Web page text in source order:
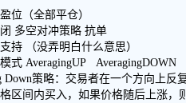
位（全部平仓）
多空对冲策略 抗单
持 （没弄明白什么意思）
式 AveragingUP AveragingDOWN
Down策略：交易者在一个方向上
区间内买入，如果价格随后上涨，